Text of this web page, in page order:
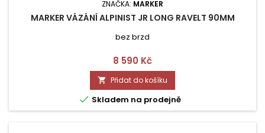
ZNAČKA: MARKER
MARKER VÁZÁNÍ ALPINIST JR LONG RAVELT 90MM
bez brzd
Cena
8 590 Kč
 Přidat do košíku
 Skladem na prodejně